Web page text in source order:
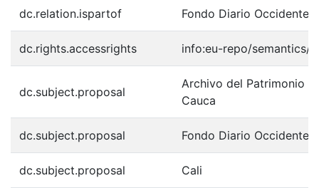
dc.relation.ispartof Fondo Diario Occidente
dc.rights.accessrights info:eu-repo/semantics/
dc.subject.proposal
Archivo del Patrimonio
Cauca
dc.subject.proposal Fondo Diario Occidente
dc.subject.proposal Cali